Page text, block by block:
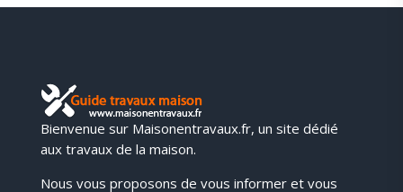
Bienvenue sur Maisonentravaux.fr, un site dédié
aux travaux de la maison.
Nous vous proposons de vous informer et vous